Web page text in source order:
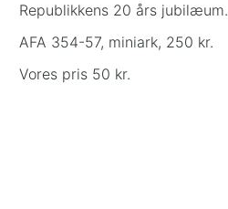
Republikkens 20 års jubilæum.
AFA 354-57, miniark, 250 kr.
Vores pris 50 kr.